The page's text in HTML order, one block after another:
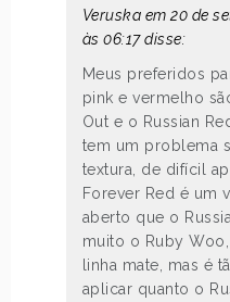
Veruska em 20 de
às 06:17 disse:
Meus preferidos
pink e vermelho
Out e o Russian
tem um problema
textura, de difícil
Forever Red é um
aberto que o
muito o Ruby
linha mate, mas é
aplicar quanto o